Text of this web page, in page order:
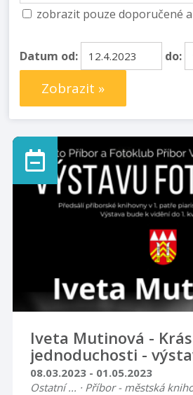
zobrazit pouze doporučené
Datum od: do:
Zobrazit »
Iveta Mutinová -
jednoduchosti -
08.03.2023 - 01.05.2023
Ostatní ... · Příbor - městská